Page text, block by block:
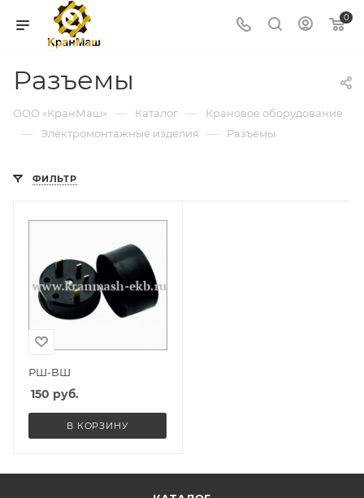
0
Разъемы
ООО «КранМаш» — Каталог — Крановое оборудование
— Электромонтажные изделия — Разъемы
ФИЛЬТР
РШ-ВШ
150 руб.
В КОРЗИНУ